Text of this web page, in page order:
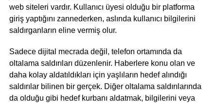
web siteleri vardır. Kullanıcı üyesi olduğu bir platforma
giriş yaptığını zannederken, aslında kullanıcı bilgilerini
saldırganların eline vermiş olur.
Sadece dijital mecrada değil, telefon ortamında da
oltalama saldırıları düzenlenir. Haberlere konu olan ve
daha kolay aldatıldıkları için yaşlıların hedef alındığı
saldırılar bilinen bir gerçek. Diğer oltalama saldırılarında
da olduğu gibi hedef kurbanı aldatmak, bilgilerini veya